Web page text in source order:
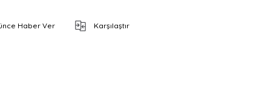
Haber Ver Karşılaştır